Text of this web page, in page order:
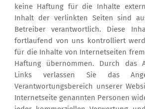
keine Haftung für die Inhalte
Inhalt der verlinkten Seiten sind
Betreiber verantwortlich. Diese
fortlaufend von uns kontrolliert
für die Inhalte von Internetseiten
Haftung übernommen. Durch das
Links verlassen Sie das
Verantwortungsbereich unserer
Internetseite genannten Personen